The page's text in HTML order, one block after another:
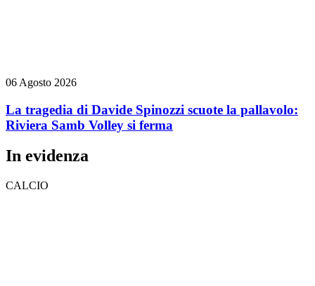
06 Agosto 2026
La tragedia di Davide Spinozzi scuote la pallavolo:
Riviera Samb Volley si ferma
In evidenza
CALCIO